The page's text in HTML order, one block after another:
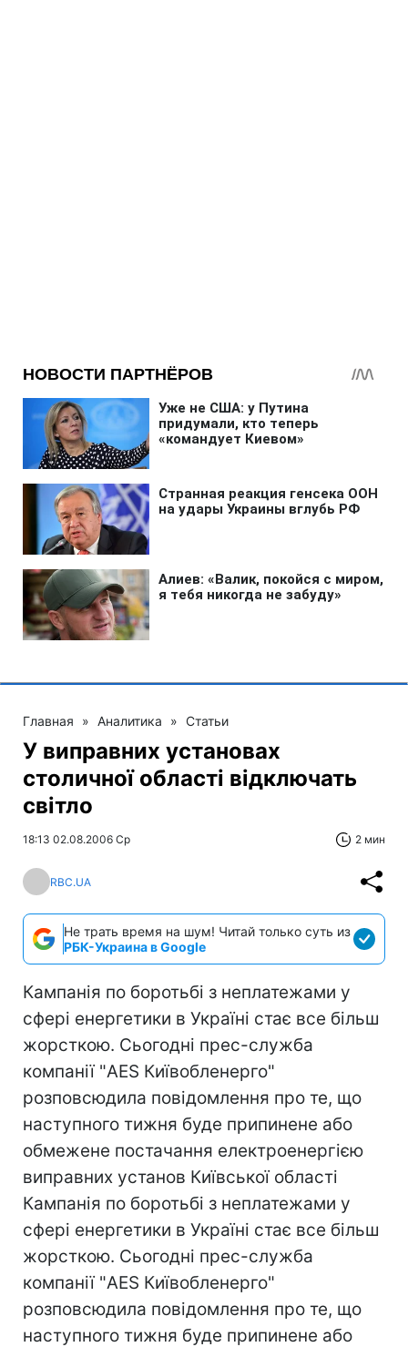
Главная » Аналитика » Статьи
У виправних установах
столичної області відключать
світло
18:13 02.08.2006 Ср 2 мин
RBC.UA
Не трать время на шум! Читай только суть из
РБК-Украина в Google
Кампанія по боротьбі з неплатежами у
сфері енергетики в Україні стає все більш
жорсткою. Сьогодні прес-служба
компанії "AES Київобленерго"
розповсюдила повідомлення про те, що
наступного тижня буде припинене або
обмежене постачання електроенергією
виправних установ Київської області
Кампанія по боротьбі з неплатежами у
сфері енергетики в Україні стає все більш
жорсткою. Сьогодні прес-служба
компанії "AES Київобленерго"
розповсюдила повідомлення про те, що
наступного тижня буде припинене або